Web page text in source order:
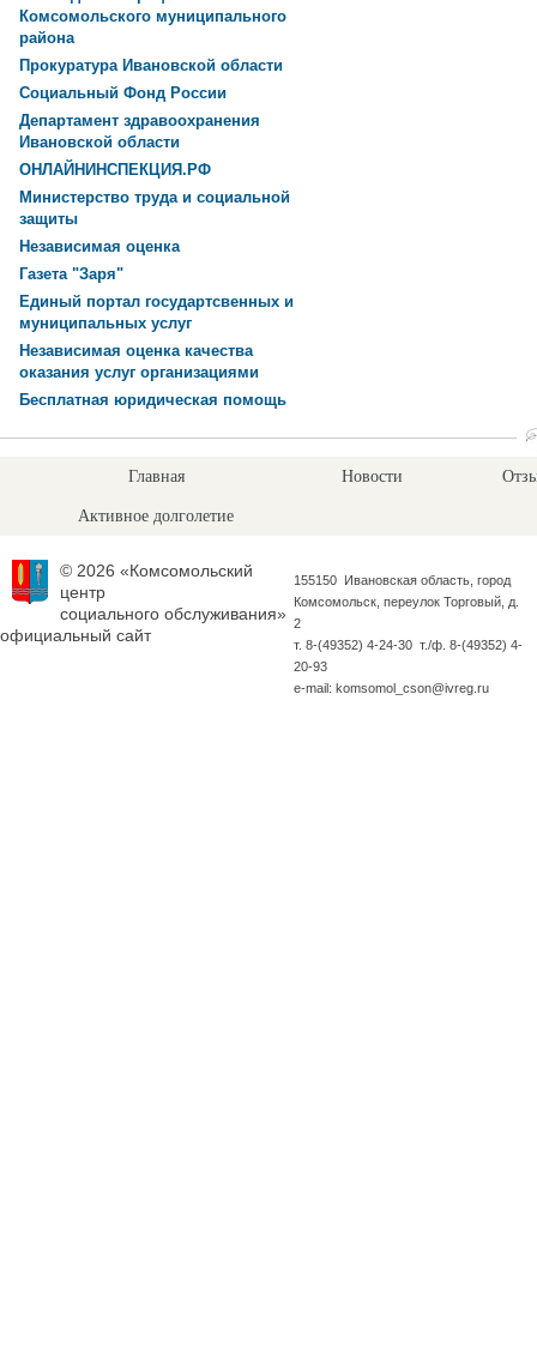
Комсомольского муниципального
района
Прокуратура Ивановской области
Социальный Фонд России
Департамент здравоохранения
Ивановской области
ОНЛАЙНИНСПЕКЦИЯ.РФ
Министерство труда и социальной
защиты
Независимая оценка
Газета "Заря"
Единый портал государтсвенных и
муниципальных услуг
Независимая оценка качества
оказания услуг организациями
Бесплатная юридическая помощь
Главная Новости
Активное долголетие
© 2026 «Комсомольский
центр
социального обслуживания»
официальный сайт
155150 Ивановская область, город
Комсомольск, переулок Торговый, д.
2
т. 8-(49352) 4-24-30 т./ф. 8-(49352) 4-
20-93
e-mail: komsomol_cson@ivreg.ru